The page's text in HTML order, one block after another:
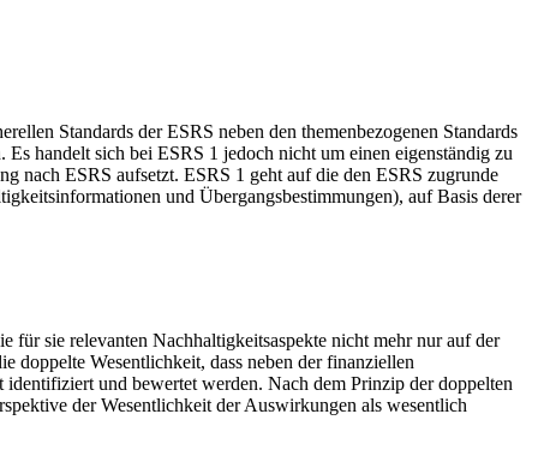
Standards der ESRS neben den themenbezogenen Standards
handelt sich bei ESRS 1 jedoch nicht um einen eigenständig zu
nach ESRS aufsetzt. ESRS 1 geht auf die den ESRS zugrunde
und Übergangsbestimmungen), auf Basis derer
für sie relevanten Nachhaltigkeitsaspekte nicht mehr nur auf der
Wesentlichkeit, dass neben der finanziellen
und bewertet werden. Nach dem Prinzip der doppelten
der Wesentlichkeit der Auswirkungen als wesentlich